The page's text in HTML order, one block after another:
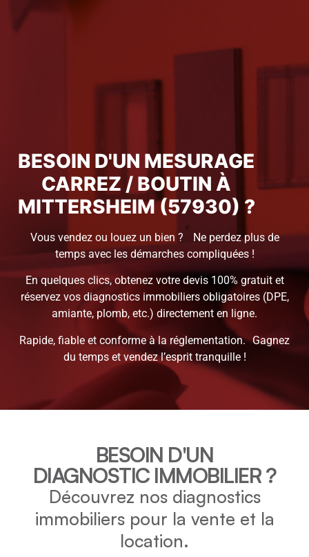
BESOIN D'UN MESURAGE
CARREZ / BOUTIN À
MITTERSHEIM (57930) ?
Vous vendez ou louez un bien ? Ne perdez plus de
temps avec les démarches compliquées !
En quelques clics, obtenez votre devis 100% gratuit et
réservez vos diagnostics immobiliers obligatoires (DPE,
amiante, plomb, etc.) directement en ligne.
Rapide, fiable et conforme à la réglementation. Gagnez
du temps et vendez l’esprit tranquille !
BESOIN D'UN
DIAGNOSTIC IMMOBILIER ?
Découvrez nos diagnostics
immobiliers pour la vente et la
location.